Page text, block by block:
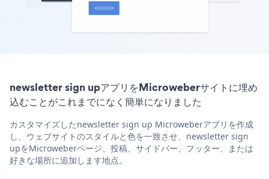
newsletter sign upアプリをMicroweberサイトに埋め
込むことがこれまでになく簡単になりました
カスタマイズしたnewsletter sign up Microweberアプリを作成
し、ウェブサイトのスタイルと色を一致させ、newsletter sign
upをMicroweberページ、投稿、サイドバー、フッター、または
好きな場所に追加します地点。